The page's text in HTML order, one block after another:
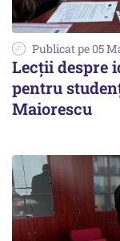
Publicat pe 05
Lecții despre
pentru
Maiorescu